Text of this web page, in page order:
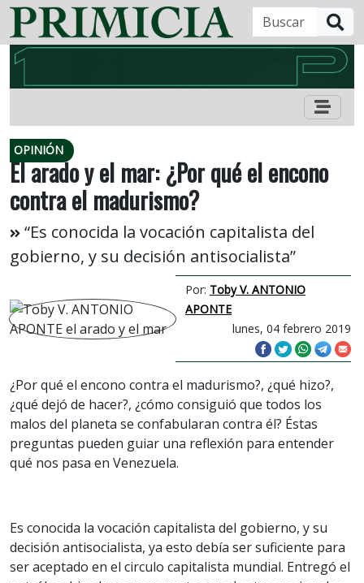
OPINIÓN
El arado y el mar: ¿Por qué el encono
contra el madurismo?
“Es conocida la vocación capitalista del
gobierno, y su decisión antisocialista”
Por: Toby V. ANTONIO
APONTE
lunes, 04 febrero 2019
¿Por qué el encono contra el madurismo?, ¿qué hizo?,
¿qué dejó de hacer?, ¿cómo consiguió que todos los
malos del planeta se confabularan contra él? Éstas
preguntas pueden guiar una reflexión para entender
qué nos pasa en Venezuela.
Es conocida la vocación capitalista del gobierno, y su
decisión antisocialista, ya esto debía ser suficiente para
ser aceptado en el circulo capitalista mundial. Entregó el